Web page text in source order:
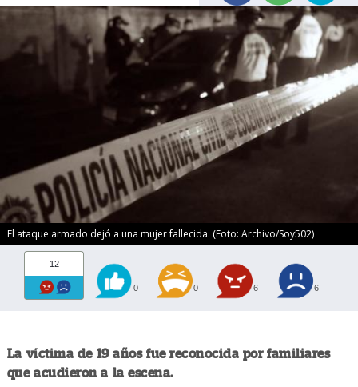
El ataque armado dejó a una mujer fallecida. (Foto: Archivo/Soy502)
12
0 0 6 6
La víctima de 19 años fue reconocida por familiares
que acudieron a la escena.